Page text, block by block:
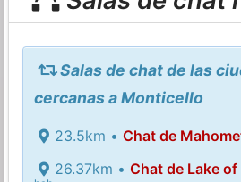
Salas de chat de las
cercanas a Monticello
23.5km • Chat de
26.37km • Chat de Lake